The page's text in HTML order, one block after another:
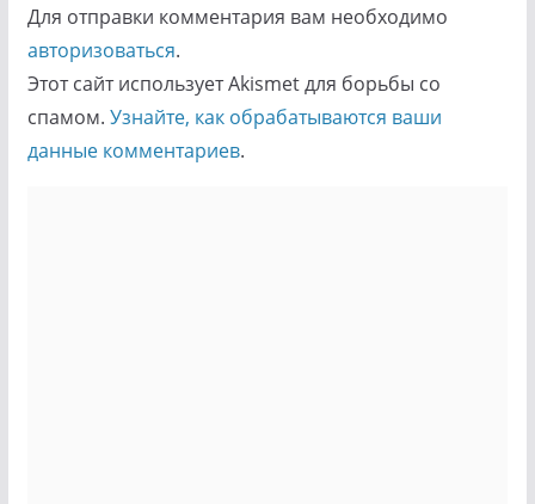
Для отправки комментария вам необходимо
авторизоваться.
Этот сайт использует Akismet для борьбы со
спамом. Узнайте, как обрабатываются ваши
данные комментариев.